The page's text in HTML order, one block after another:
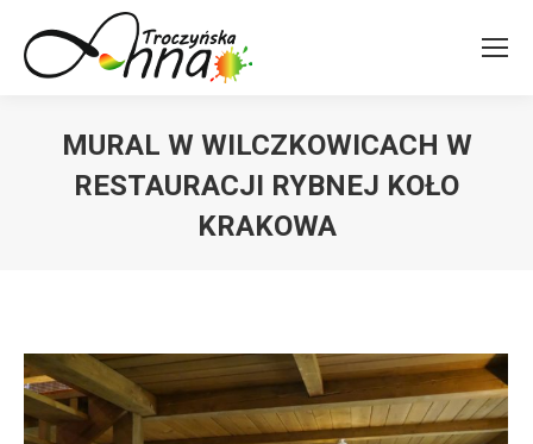
MURAL W WILCZKOWICACH W
RESTAURACJI RYBNEJ KOŁO
KRAKOWA